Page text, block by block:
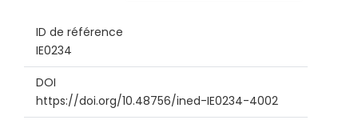
ID de référence
IE0234
DOI
https://doi.org/10.48756/ined-IE0234-4002